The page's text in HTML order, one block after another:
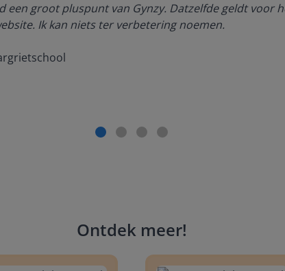
groot pluspunt van Gynzy. Datzelfde geldt voor
Ik kan niets ter verbetering noemen.
Ontdek meer!